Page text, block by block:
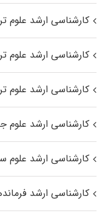
کارشناسی ارشد علوم
کارشناسی ارشد علوم
کارشناسی ارشد علوم
کارشناسی ارشد علوم
کارشناسی ارشد علوم
کارشناسی ارشد